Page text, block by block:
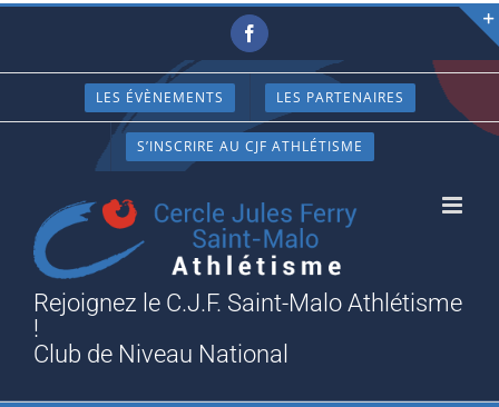
Passer
contenu
Facebook
LES ÉVÈNEMENTS LES PARTENAIRES
S’INSCRIRE AU CJF ATHLÉTISME
Rejoignez le C.J.F. Saint-Malo Athlétisme
!
Club de Niveau National